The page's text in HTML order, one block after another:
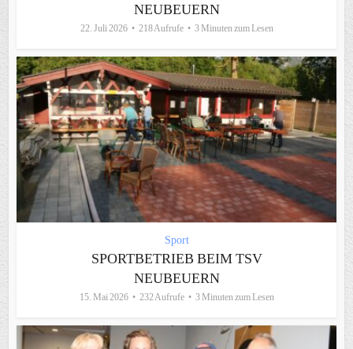
EUBEUERN
22. Juli 2026 218 Aufrufe 3 Minuten zum Lesen
Sport
SPORTBETRIEB BEIM TSV
NEUBEUERN
15. Mai 2026 232 Aufrufe 3 Minuten zum Lesen